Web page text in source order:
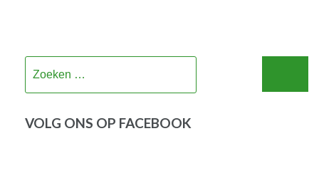
VOLG ONS OP FACEBOOK